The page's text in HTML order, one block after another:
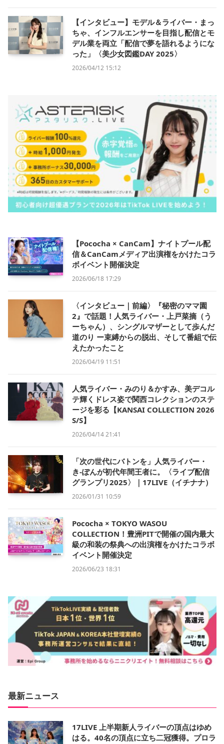
【インタビュー】モデル＆ライバー・まっ
ちゃ、インフルエンサーを目指し配信とモ
デル業を両立「配信で夢を語れるようにな
った」〈美少女図鑑DAY 2025〉
2026/04/12 15:12
【Pococha × CanCam】ナイトプール配
信＆CanCamメディア出演権をかけたコラ
ボイベント開催決定
2026/06/18 17:29
〈インタビュー｜前編〉『秘密のママ園
2』で話題！人気ライバー・上戸菜摘（う
ーちゃん）、シングルマザーとして歩んだ
道のり ー束縛からの脱出、そして番組で伝
えたかったこと
2026/04/19 11:51
人気ライバー・みのり＆かすみ、美デコル
テ輝くドレス姿で関西コレクションのステ
ージを彩る【KANSAI COLLECTION 2026
S/S】
2026/04/14 21:41
「次の世代にバトンを」人気ライバー・
き-ぽんが初代年間王者に。〈ライブ配信
グランプリ2025〉｜17LIVE（イチナナ）
2026/01/31 10:59
Pococha × TOKYO WASOU
COLLECTION！豊洲PITで開催の国内最大
級の和装の祭典への出演権をかけたコラボ
イベント開催決定
2026/06/23 18:31
最新ニュース
17LIVE 上半期新人ライバーの頂点はゆめ
はる。40名の頂点に立ち二冠獲得。プロラ